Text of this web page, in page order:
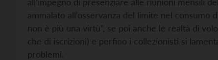
ammalato all’osservanza del limite nel consumo
non è più una virtù”, se poi anche le realtà di
che di iscrizioni) e perfino i collezionisti si
problemi.